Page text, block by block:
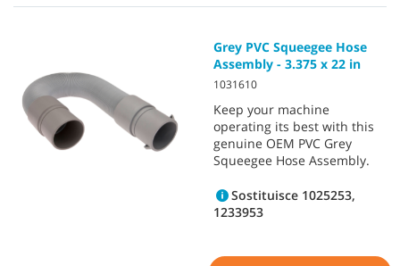
Grey PVC Squeegee Hose
Assembly - 3.375 x 22 in
1031610
Keep your machine
operating its best with this
genuine OEM PVC Grey
Squeegee Hose Assembly.
Sostituisce 1025253,
1233953